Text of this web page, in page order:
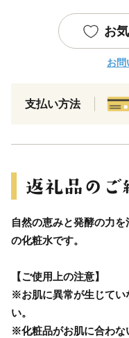
お
お問
支払い方法
自然の恵みと発酵の力
の化粧水です。
【ご使用上の注意】
※お肌に異常が生じてい
い。
※化粧品がお肌に合わな